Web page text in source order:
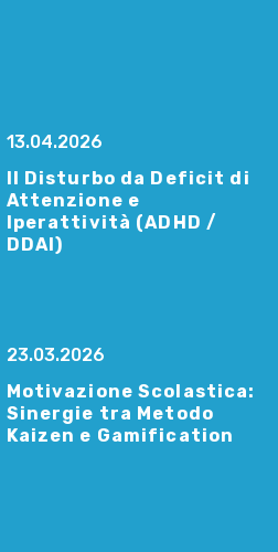
13.04.2026
Il Disturbo da Deficit di
Attenzione e
Iperattività (ADHD /
DDAI)
23.03.2026
Motivazione Scolastica:
Sinergie tra Metodo
Kaizen e Gamification